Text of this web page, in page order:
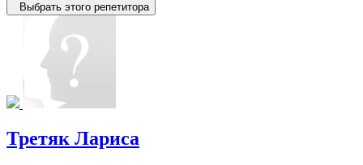
Выбрать этого репетитора
Третяк Лариса